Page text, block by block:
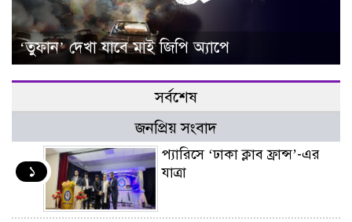
‘তুফান’ দেখা যাবে মাই জিপি অ্যাপে
সর্বশেষ
জনপ্রিয় সংবাদ
১
প্যারিসে ‘ঢাকা ক্লাব ফ্রান্স’-এর
যাত্রা